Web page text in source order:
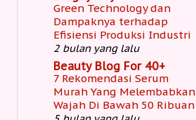
Green Technology dan
Dampaknya terhadap
Efisiensi Produksi Industri
2 bulan yang lalu
Beauty Blog For 40+
7 Rekomendasi Serum
Murah Yang Melembabkan
Wajah Di Bawah 50 Ribuan